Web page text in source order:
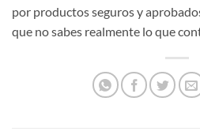
por productos seguros y
que no sabes realmente lo que